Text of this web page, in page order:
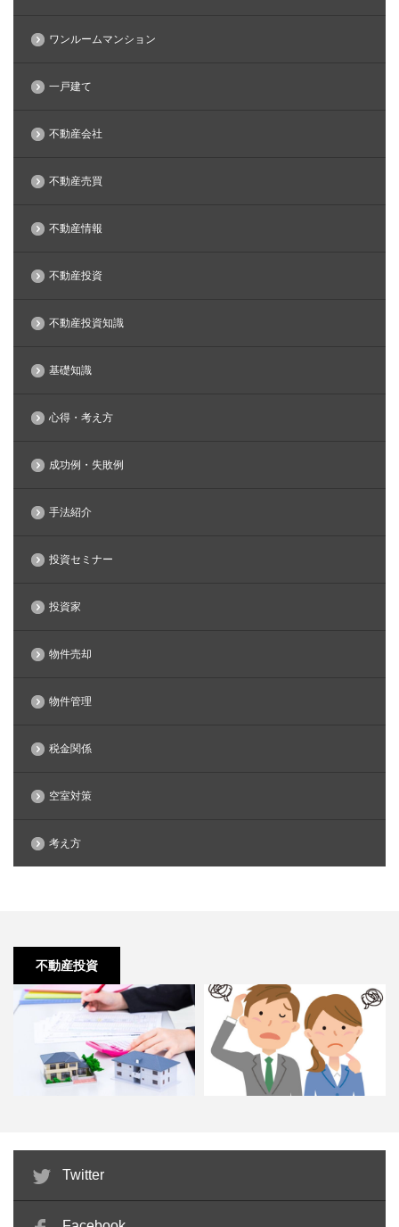
ワンルームマンション
一戸建て
不動産会社
不動産売買
不動産情報
不動産投資
不動産投資知識
基礎知識
心得・考え方
成功例・失敗例
手法紹介
投資セミナー
投資家
物件売却
物件管理
税金関係
空室対策
考え方
不動産投資
不動産投資にはステップも大切で
Twitter